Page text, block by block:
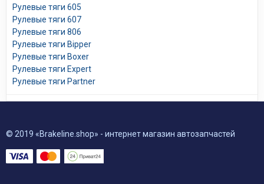
Рулевые тяги 605
Рулевые тяги 607
Рулевые тяги 806
Рулевые тяги Bipper
Рулевые тяги Boxer
Рулевые тяги Expert
Рулевые тяги Partner
© 2019 «Brakeline.shop» - интернет магазин автозапчастей